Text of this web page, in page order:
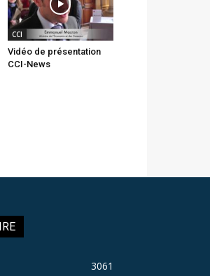
CCI
Vidéo de présentation
CCI-News
3061